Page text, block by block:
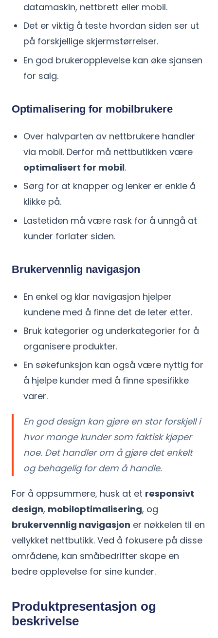
datamaskin, nettbrett eller mobil.
Det er viktig å teste hvordan siden ser ut
på forskjellige skjermstørrelser.
En god brukeropplevelse kan øke sjansen
for salg.
Optimalisering for mobilbrukere
Over halvparten av nettbrukere handler
via mobil. Derfor må nettbutikken være
optimalisert for mobil.
Sørg for at knapper og lenker er enkle å
klikke på.
Lastetiden må være rask for å unngå at
kunder forlater siden.
Brukervennlig navigasjon
En enkel og klar navigasjon hjelper
kundene med å finne det de leter etter.
Bruk kategorier og underkategorier for å
organisere produkter.
En søkefunksjon kan også være nyttig for
å hjelpe kunder med å finne spesifikke
varer.
En god design kan gjøre en stor forskjell i
hvor mange kunder som faktisk kjøper
noe. Det handler om å gjøre det enkelt
og behagelig for dem å handle.
For å oppsummere, husk at et responsivt
design, mobiloptimalisering, og
brukervennlig navigasjon er nøkkelen til en
vellykket nettbutikk. Ved å fokusere på disse
områdene, kan småbedrifter skape en
bedre opplevelse for sine kunder.
Produktpresentasjon og
beskrivelse